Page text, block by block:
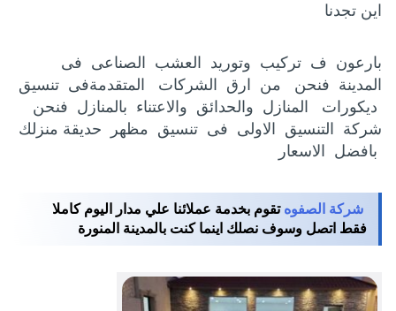
اين تجدنا
بارعون ف تركيب وتوريد العشب الصناعى فى
المدينة فنحن من ارق الشركات المتقدمةفى تنسيق
ديكورات المنازل والحدائق والاعتناء بالمنازل فنحن
شركة التنسيق الاولى فى تنسيق مظهر حديقة منزلك
بافضل الاسعار
شركة الصفوه تقوم بخدمة عملائنا علي مدار اليوم كاملا
فقط اتصل وسوف نصلك اينما كنت بالمدينة المنورة